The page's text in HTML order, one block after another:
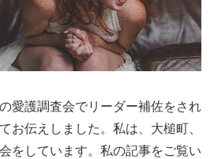
愛護調査会でリーダー補佐をされ
お伝えしました。私は、大槌町、
をしています。私の記事をご覧い